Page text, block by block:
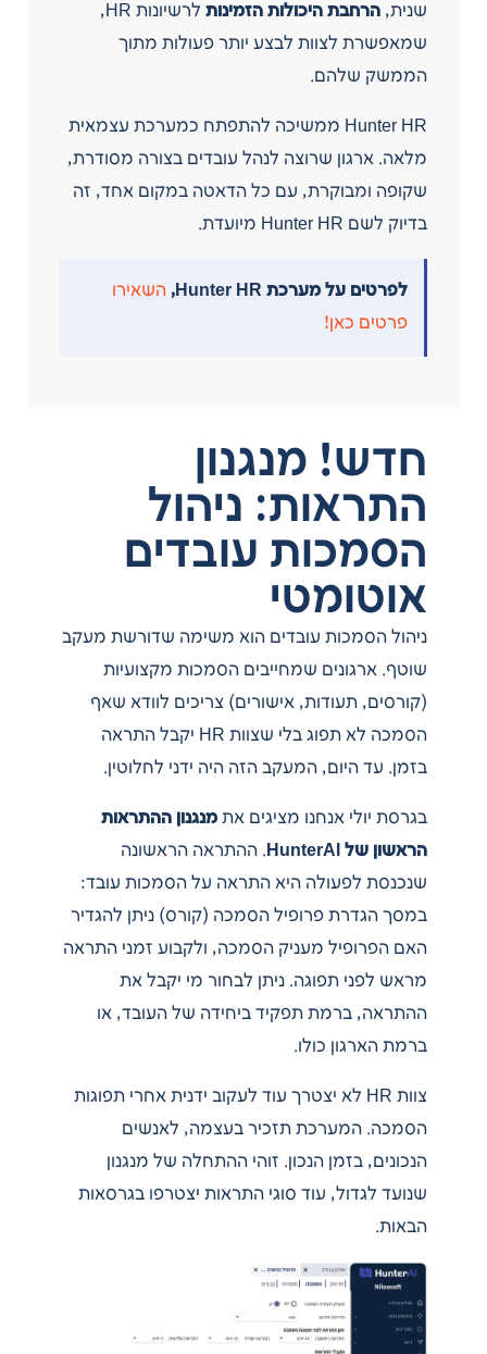
שנית, הרחבת היכולות הזמינות
לרשיונות HR,
שמאפשרת לצוות לבצע יותר פעולות מתוך
הממשק שלהם.
Hunter HR ממשיכה להתפתח כמערכת עצמאית
מלאה. ארגון שרוצה לנהל עובדים בצורה מסודרת,
שקופה ומבוקרת, עם כל הדאטה במקום אחד, זה
בדיוק לשם Hunter HR מיועדת.
לפרטים על מערכת Hunter HR,
השאירו
פרטים כאן!
חדש! מנגנון
התראות: ניהול
הסמכות עובדים
אוטומטי
ניהול הסמכות עובדים הוא משימה שדורשת מעקב
שוטף. ארגונים שמחייבים הסמכות מקצועיות
(קורסים, תעודות, אישורים) צריכים לוודא שאף
הסמכה לא תפוג בלי שצוות HR יקבל התראה
בזמן. עד היום, המעקב הזה היה ידני לחלוטין.
בגרסת יולי אנחנו מציגים את מנגנון ההתראות
הראשון של HunterAI
. ההתראה הראשונה
שנכנסת לפעולה היא התראה על הסמכות עובד:
במסך הגדרת פרופיל הסמכה (קורס) ניתן להגדיר
האם הפרופיל מעניק הסמכה, ולקבוע זמני התראה
מראש לפני תפוגה. ניתן לבחור מי יקבל את
ההתראה, ברמת תפקיד ביחידה של העובד, או
ברמת הארגון כולו.
צוות HR לא יצטרך עוד לעקוב ידנית אחרי תפוגות
הסמכה. המערכת תזכיר בעצמה, לאנשים
הנכונים, בזמן הנכון. זוהי ההתחלה של מנגנון
שנועד לגדול, עוד סוגי התראות יצטרפו בגרסאות
הבאות.